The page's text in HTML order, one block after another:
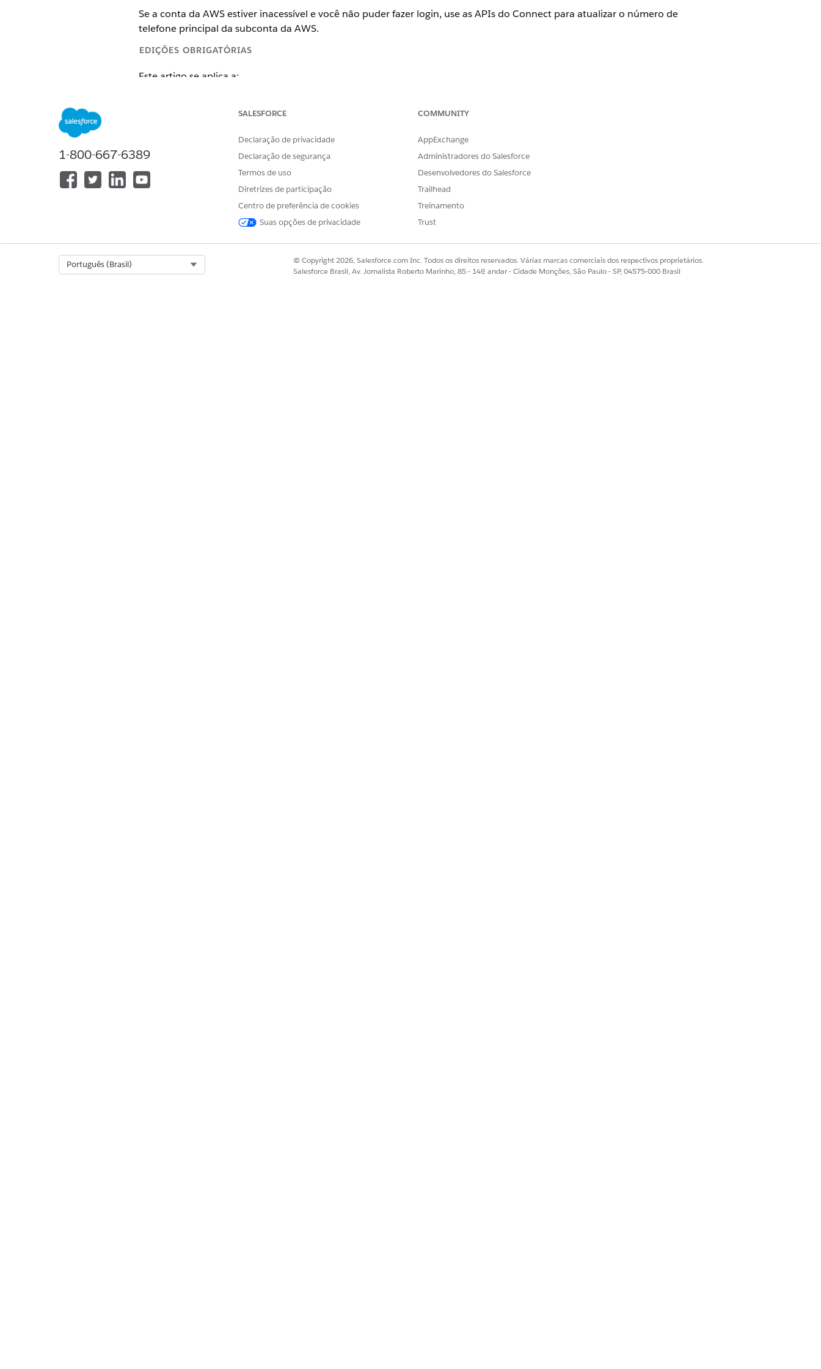
Se a conta da AWS estiver inacessível e você não puder fazer login, use as APIs do Connect para atualizar o número de
telefone principal da subconta da AWS.
EDIÇÕES OBRIGATÓRIAS
Este artigo se aplica a:
PERMISSÕES NECESSÁRIAS AO USUÁRIO
Para redefinir o número de telefone da conta:
Personalizar aplicativo
Modificar todos os dados
account/phone-number/reset
para atualizar o número de telefone.
Na carga útil da solicitação, forneça o novo número de telefone. Para obter o formato necessário, consulteRequisitos de número de
1-800-667-6389
SALESFORCE
Declaração de privacidade
Declaração de segurança
Termos de uso
Diretrizes de participação
Centro de preferência de cookies
Suas opções de privacidade
COMMUNITY
AppExchange
Administradores do Salesforce
Desenvolvedores do Salesforce
Trailhead
Treinamento
Trust
Português (Brasil)
© Copyright 2026, Salesforce.com Inc. Todos os direitos reservados. Várias marcas comerciais dos respectivos proprietários.
Salesforce Brasil, Av. Jornalista Roberto Marinho, 85 - 14º andar - Cidade Monções, São Paulo - SP, 04575-000 Brasil